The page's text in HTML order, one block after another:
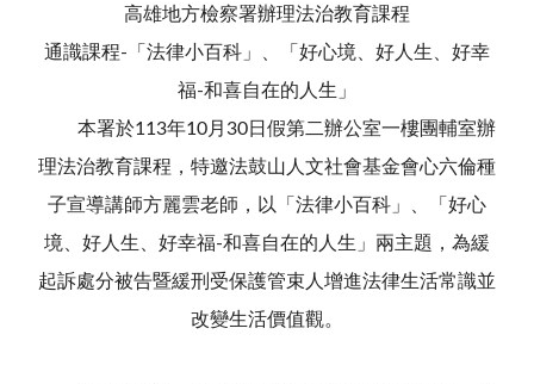
高雄地方檢察署辦理法治教育課程
通識課程-「法律小百科」、「好心境、好人生、好幸
福-和喜自在的人生」
本署於113年10月30日假第二辦公室一樓團輔室辦
理法治教育課程，特邀法鼓山人文社會基金會心六倫種
子宣導講師方麗雲老師，以「法律小百科」、「好心
境、好人生、好幸福-和喜自在的人生」兩主題，為緩
起訴處分被告暨緩刑受保護管束人增進法律生活常識並
改變生活價值觀。